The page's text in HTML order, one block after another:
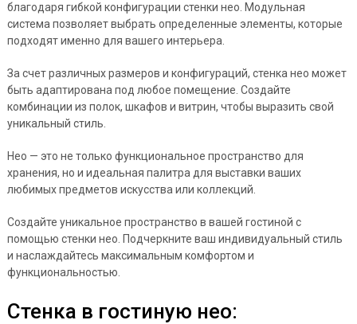
благодаря гибкой конфигурации стенки нео. Модульная
система позволяет выбрать определенные элементы, которые
подходят именно для вашего интерьера.
За счет различных размеров и конфигураций, стенка нео может
быть адаптирована под любое помещение. Создайте
комбинации из полок, шкафов и витрин, чтобы выразить свой
уникальный стиль.
Нео — это не только функциональное пространство для
хранения, но и идеальная палитра для выставки ваших
любимых предметов искусства или коллекций.
Создайте уникальное пространство в вашей гостиной с
помощью стенки нео. Подчеркните ваш индивидуальный стиль
и наслаждайтесь максимальным комфортом и
функциональностью.
Стенка в гостиную нео: